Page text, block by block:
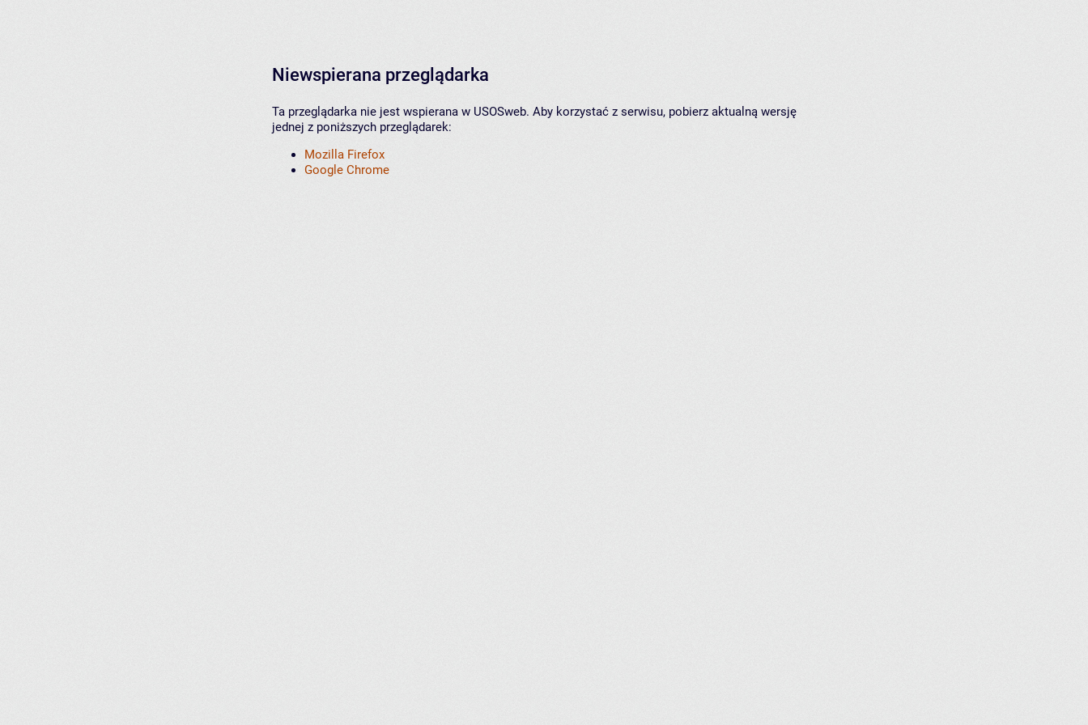
Niewspierana przeglądarka
Ta przeglądarka nie jest wspierana w USOSweb. Aby korzystać z serwisu, pobierz aktualną wersję
jednej z poniższych przeglądarek:
Mozilla Firefox
Google Chrome